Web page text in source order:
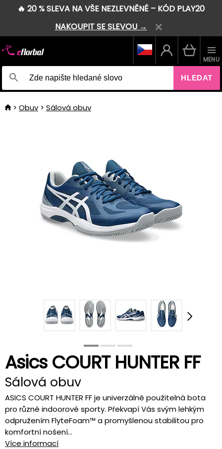
🔥 20 % SLEVA NA VŠE NEZLEVNĚNÉ – KÓD PLAY20
NAKOUPIT SE SLEVOU →
HLEDAT
MENU
Obuv Sálová obuv
Asics COURT HUNTER FF
Sálová obuv
ASICS COURT HUNTER FF je univerzálně použitelná bota
pro různé indoorové sporty. Překvapí Vás svým lehkým
odpružením FlyteFoam™ a promyšlenou stabilitou pro
komfortní nošení...
Více informací